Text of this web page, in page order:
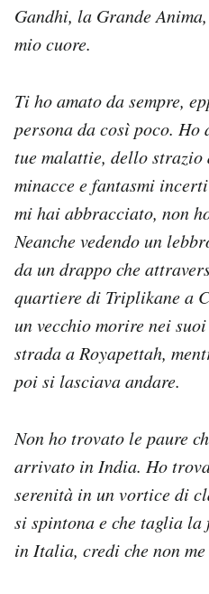
Gandhi, la Grande
mio cuore.
Ti ho amato da sempre,
persona da così poco.
tue malattie, dello
minacce e fantasmi
mi hai abbracciato, non
Neanche vedendo un
da un drappo che
quartiere di Triplikane a
un vecchio morire nei
strada a Royapettah,
poi si lasciava andare.
Non ho trovato le paure
arrivato in India. Ho
serenità in un vortice di
si spintona e che taglia
in Italia, credi che non